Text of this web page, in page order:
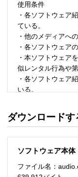
使用条件
・各ソフトウェア
ている。
・他のメディアへ
・各ソフトウェア
・本ソフトウェア
似レンタル行為や
・各ソフトウェア
いる。
・ソフトウェアを
ソフトウェアのサ
・本サーバでは、
ダウンロードす
ソフトウェア本体
ファイル名：